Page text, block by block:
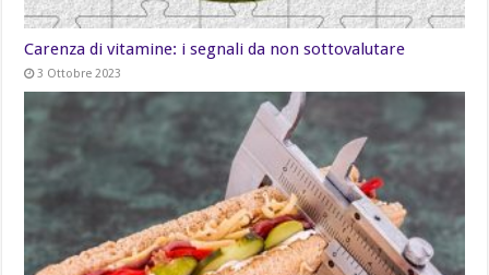
Carenza di vitamine: i segnali da non sottovalutare
3 Ottobre 2023